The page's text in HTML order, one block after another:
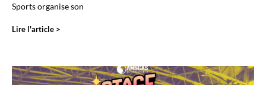
Sports organise son
Lire l'article >